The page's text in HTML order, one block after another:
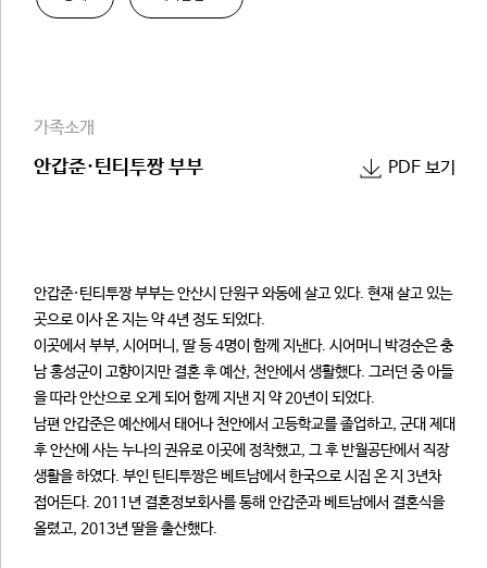
가족소개
안갑준·틴티투짱 부부 PDF 보기
안갑준·틴티투짱 부부는 안산시 단원구 와동에 살고 있다. 현재 살고 있는
곳으로 이사 온 지는 약 4년 정도 되었다.
이곳에서 부부, 시어머니, 딸 등 4명이 함께 지낸다. 시어머니 박경순은 충
남 홍성군이 고향이지만 결혼 후 예산, 천안에서 생활했다. 그러던 중 아들
을 따라 안산으로 오게 되어 함께 지낸 지 약 20년이 되었다.
남편 안갑준은 예산에서 태어나 천안에서 고등학교를 졸업하고, 군대 제대
후 안산에 사는 누나의 권유로 이곳에 정착했고, 그 후 반월공단에서 직장
생활을 하였다. 부인 틴티투짱은 베트남에서 한국으로 시집 온 지 3년차
접어든다. 2011년 결혼정보회사를 통해 안갑준과 베트남에서 결혼식을
올렸고, 2013년 딸을 출산했다.